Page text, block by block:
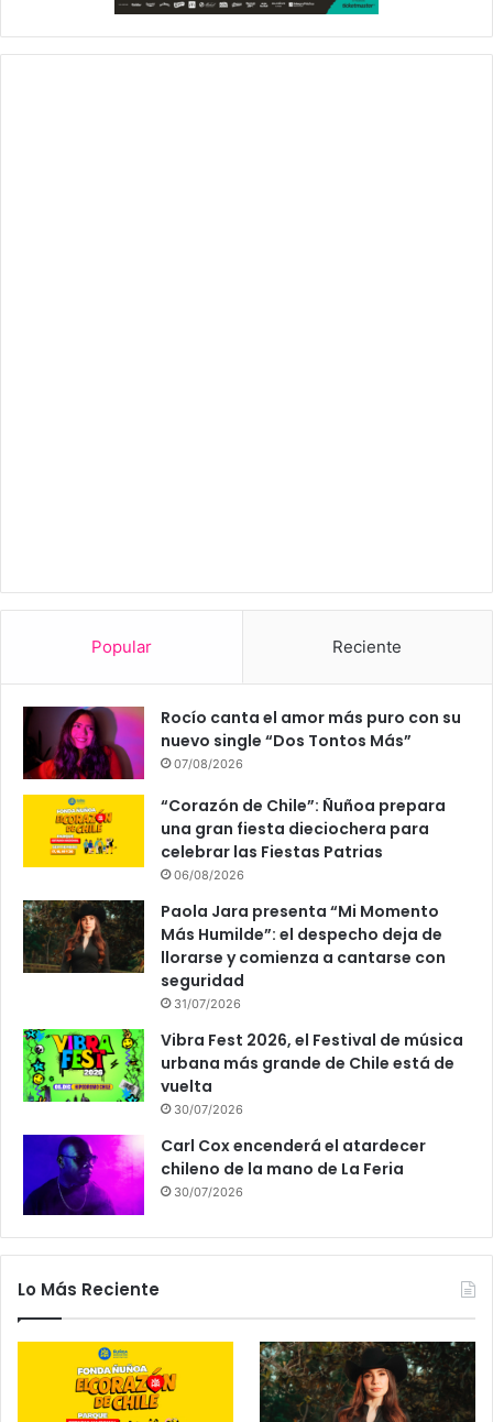
Popular Reciente
Rocío canta el amor más puro con su
nuevo single “Dos Tontos Más”
07/08/2026
“Corazón de Chile”: Ñuñoa prepara
una gran fiesta dieciochera para
celebrar las Fiestas Patrias
06/08/2026
Paola Jara presenta “Mi Momento
Más Humilde”: el despecho deja de
llorarse y comienza a cantarse con
seguridad
31/07/2026
Vibra Fest 2026, el Festival de música
urbana más grande de Chile está de
vuelta
30/07/2026
Carl Cox encenderá el atardecer
chileno de la mano de La Feria
30/07/2026
Lo Más Reciente